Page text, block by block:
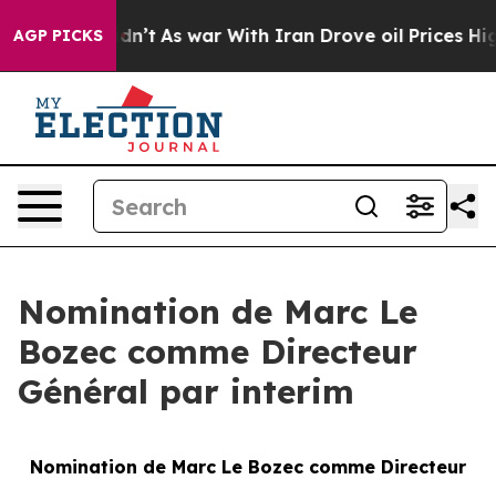
AGP PICKS
it Didn’t As war With Iran Drove oil Prices Higher,
Nomination de Marc Le
Bozec comme Directeur
Général par interim
Nomination de Marc Le Bozec comme Directeur